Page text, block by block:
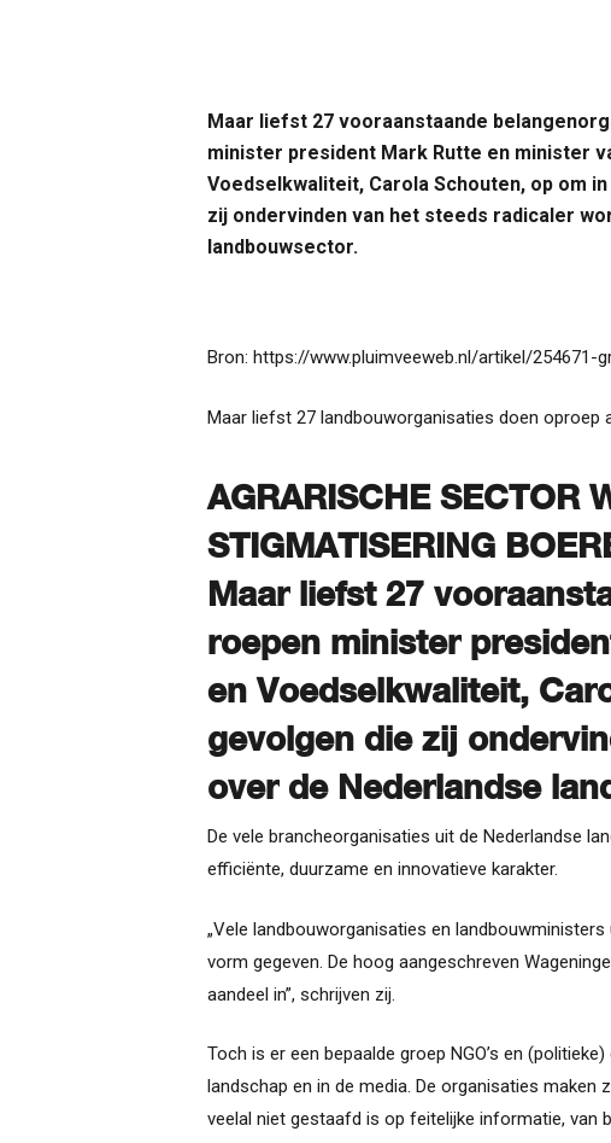
Maar liefst 27 vooraanstaande
minister president Mark Rutte en minister
Voedselkwaliteit, Carola Schouten, op om
zij ondervinden van het steeds radicaler
landbouwsector.
Bron: https://www.pluimveeweb.nl/artikel/
Maar liefst 27 landbouworganisaties doen oproep
AGRARISCHE SECTOR
STIGMATISERING
Maar liefst 27
roepen minister
en Voedselkwaliteit,
gevolgen die zij
over de Nederlandse
De vele brancheorganisaties uit de Nederlandse
efficiënte, duurzame en innovatieve karakter.
„Vele landbouworganisaties en
vorm gegeven. De hoog aangeschreven
aandeel in”, schrijven zij.
Toch is er een bepaalde groep NGO’s en
landschap en in de media. De organisaties
veelal niet gestaafd is op feitelijke informatie, van